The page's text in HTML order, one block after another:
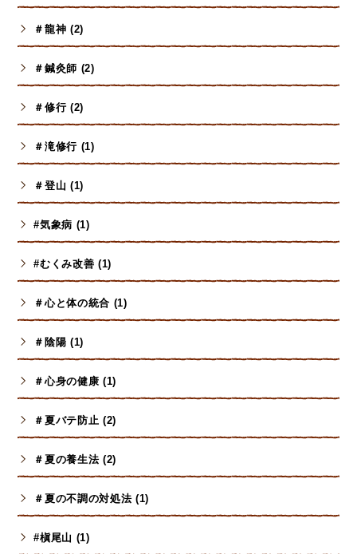
＃龍神 (2)
＃鍼灸師 (2)
＃修行 (2)
＃滝修行 (1)
＃登山 (1)
#気象病 (1)
#むくみ改善 (1)
＃心と体の統合 (1)
＃陰陽 (1)
＃心身の健康 (1)
＃夏バテ防止 (2)
＃夏の養生法 (2)
＃夏の不調の対処法 (1)
#槇尾山 (1)